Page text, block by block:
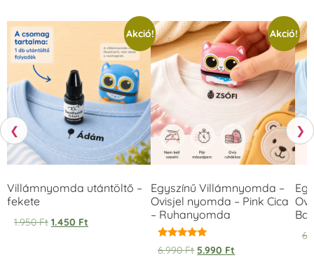
❮
Akció!
Villámnyomda utántöltő –
fekete
1.950Ft 1.450 Ft
Akció!
Egyszínű Villámnyomda –
Ovisjel nyomda – Pink Cica
– Ruhanyomda
Értékelés:
5.00
6.990Ft 5.990 Ft
❯